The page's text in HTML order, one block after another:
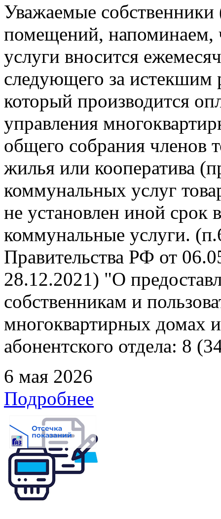
Уважаемые
помещений, напоминаем,
услуги вносится
следующего за истекшим
который производится
управления
общего собрания членов
жилья или кооператива
коммунальных услуг
не установлен иной срок
коммунальные услуги.
Правительства РФ от
28.12.2021) "О
собственникам и
многоквартирных
абонентского отдела: 8
6 мая 2026
Подробнее